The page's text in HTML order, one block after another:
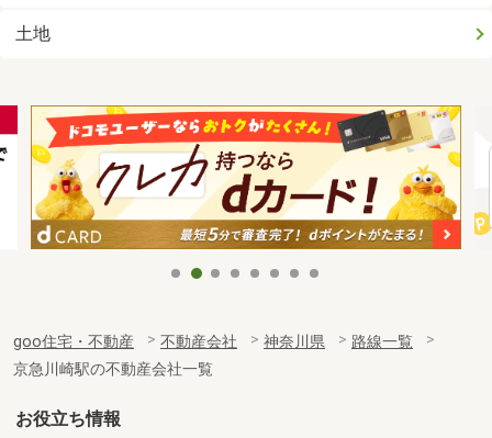
土地
goo住宅・不動産 不動産会社 神奈川県
路線一覧
京急川崎駅の不動産会社一覧
お役立ち情報